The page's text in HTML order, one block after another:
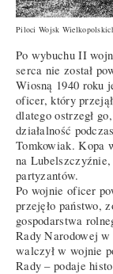
Piloci Wojsk
Po wybuchu II
serca nie został
Wiosną 1940 roku
oficer, który
dlatego ostrzegł
działalność
Tomkowiak. Kopa
na Lubelszczyźnie,
partyzantów.
Po wojnie oficer
przejęło państwo,
gospodarstwa
Rady Narodowej w
walczył w wojnie
Rady – podaje